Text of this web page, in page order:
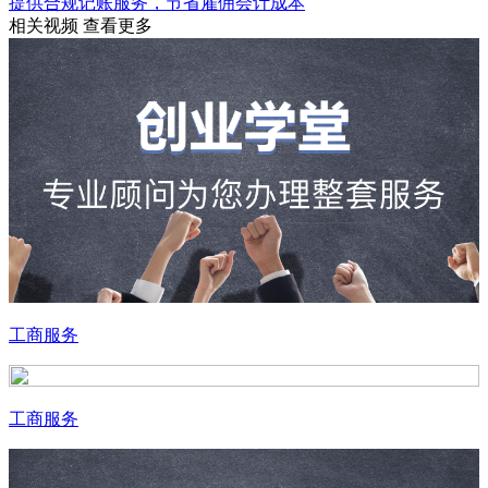
相关视频 查看更多
工商服务
工商服务